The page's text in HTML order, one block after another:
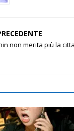
non merita più la